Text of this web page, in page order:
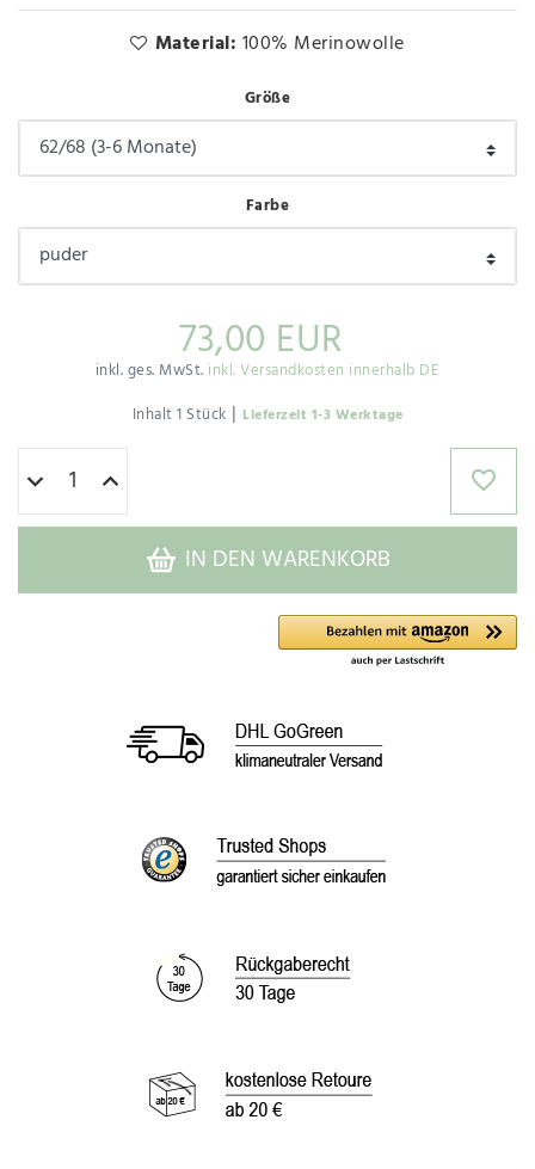
Material: 100% Merinowolle
Größe
Farbe
73,00 EUR
inkl. ges. MwSt. inkl. Versandkosten innerhalb DE
Inhalt1 Stück | Lieferzeit 1-3 Werktage
IN DEN WARENKORB